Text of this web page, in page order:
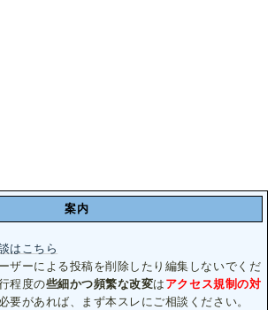
案内
はこちら
ザーによる投稿を削除したり編集しないでくだ
程度の些細かつ頻繁な改変は アクセス規制の対
要があれば、まず本スレにご相談ください。